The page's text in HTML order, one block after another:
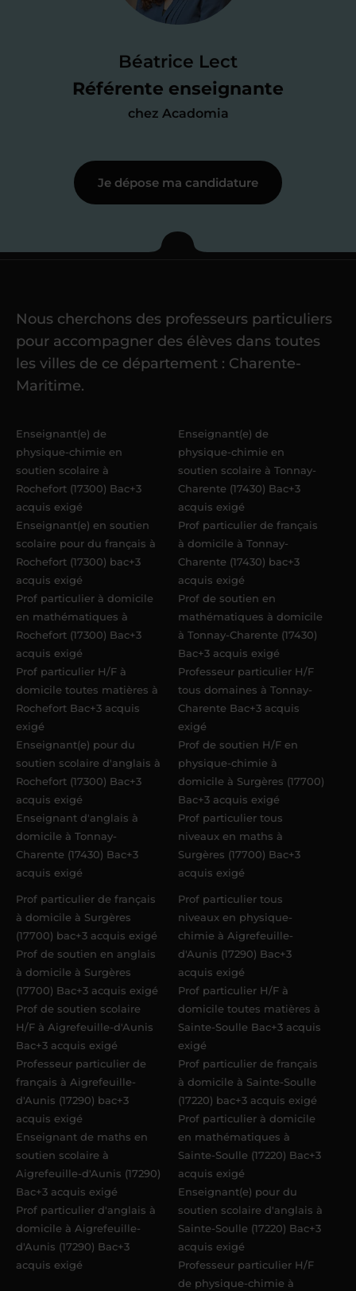
Béatrice Lect
Référente enseignante
chez Acadomia
test de 15 minutes
des programmes scolaires(et pouvoir
me mettre à jour au besoin) et
j’échange en direct avec un chargé de
Étape 3
Je commence mes
Une fois ma candidature validée,mon
référent me confie mes premiers
élèves dans un délai de 6 jours
maximum
Je dépose ma candidature
Nous cherchons des professeurs particuliers
pour accompagner des élèves dans toutes
les villes de ce département : Charente-
Maritime.
Enseignant(e) de
physique-chimie en
soutien scolaire à
Rochefort (17300) Bac+3
acquis exigé
Enseignant(e) en soutien
scolaire pour du français à
Rochefort (17300) bac+3
acquis exigé
Prof particulier à domicile
en mathématiques à
Rochefort (17300) Bac+3
acquis exigé
Prof particulier H/F à
domicile toutes matières à
Rochefort Bac+3 acquis
exigé
Enseignant(e) pour du
soutien scolaire d'anglais à
Rochefort (17300) Bac+3
acquis exigé
Enseignant d'anglais à
domicile à Tonnay-
Charente (17430) Bac+3
acquis exigé
Enseignant(e) de
physique-chimie en
soutien scolaire à Tonnay-
Charente (17430) Bac+3
acquis exigé
Prof particulier de français
à domicile à Tonnay-
Charente (17430) bac+3
acquis exigé
Prof de soutien en
mathématiques à domicile
à Tonnay-Charente (17430)
Bac+3 acquis exigé
Professeur particulier H/F
tous domaines à Tonnay-
Charente Bac+3 acquis
exigé
Prof de soutien H/F en
physique-chimie à
domicile à Surgères (17700)
Bac+3 acquis exigé
Prof particulier tous
niveaux en maths à
Surgères (17700) Bac+3
acquis exigé
Prof particulier de français
à domicile à Surgères
(17700) bac+3 acquis exigé
Prof de soutien en anglais
à domicile à Surgères
(17700) Bac+3 acquis exigé
Prof de soutien scolaire
H/F à Aigrefeuille-d'Aunis
Bac+3 acquis exigé
Professeur particulier de
français à Aigrefeuille-
d'Aunis (17290) bac+3
acquis exigé
Enseignant de maths en
soutien scolaire à
Aigrefeuille-d'Aunis (17290)
Bac+3 acquis exigé
Prof particulier d'anglais à
domicile à Aigrefeuille-
d'Aunis (17290) Bac+3
acquis exigé
Prof particulier tous
niveaux en physique-
chimie à Aigrefeuille-
d'Aunis (17290) Bac+3
acquis exigé
Prof particulier H/F à
domicile toutes matières à
Sainte-Soulle Bac+3 acquis
exigé
Prof particulier de français
à domicile à Sainte-Soulle
(17220) bac+3 acquis exigé
Prof particulier à domicile
en mathématiques à
Sainte-Soulle (17220) Bac+3
acquis exigé
Enseignant(e) pour du
soutien scolaire d'anglais à
Sainte-Soulle (17220) Bac+3
acquis exigé
Professeur particulier H/F
de physique-chimie à